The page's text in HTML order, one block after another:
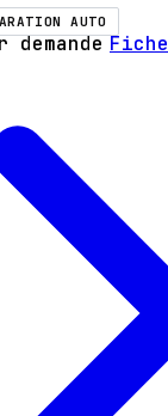
AUTO
Fiche